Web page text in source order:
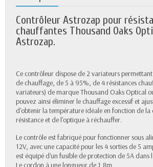
Contrôleur Astrozap pour
chauffantes Thousand Oaks
Astrozap.
Ce contrôleur dispose de 2 variateurs
de chauffage, de 5 à 95%, de 4 résistances
variateurs) de marque Thousand Oaks Optical
pouvez ainsi éliminer le chauffage excessif et
d'obtenir la température idéale en fonction de la
résistance et de l'optique à réchauffer.
Le contrôle est fabriqué pour fonctionner sous
12V, avec une capacité pour les 4 sorties de 5
est équipé d'un fusible de protection de 5A dans
Le cordon à une longueur de 1,8m.